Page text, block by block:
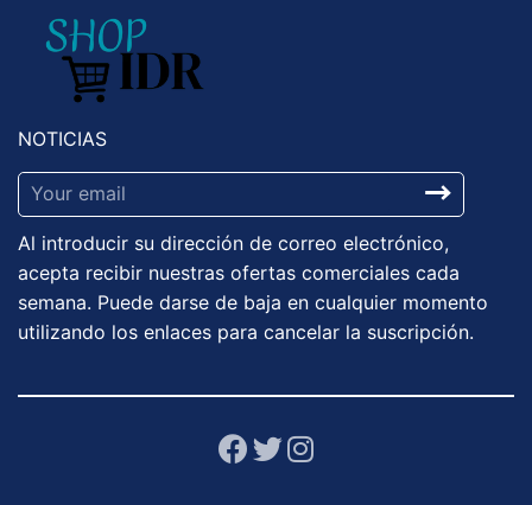
NOTICIAS
Sign
up
to
our
mailing
list
Al introducir su dirección de correo electrónico,
acepta recibir nuestras ofertas comerciales cada
semana. Puede darse de baja en cualquier momento
utilizando los enlaces para cancelar la suscripción.